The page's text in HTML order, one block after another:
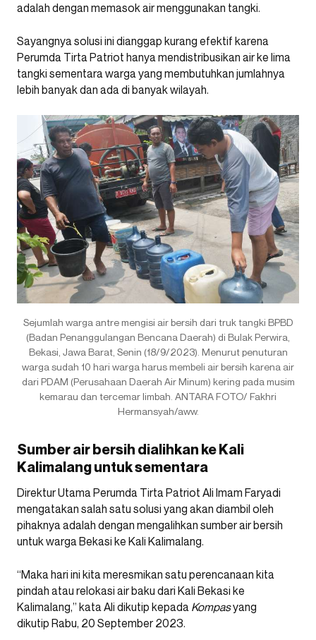
adalah dengan memasok air menggunakan tangki.
Sayangnya solusi ini dianggap kurang efektif karena
Perumda Tirta Patriot hanya mendistribusikan air ke lima
tangki sementara warga yang membutuhkan jumlahnya
lebih banyak dan ada di banyak wilayah.
Sejumlah warga antre mengisi air bersih dari truk tangki BPBD
(Badan Penanggulangan Bencana Daerah) di Bulak Perwira,
Bekasi, Jawa Barat, Senin (18/9/2023). Menurut penuturan
warga sudah 10 hari warga harus membeli air bersih karena air
dari PDAM (Perusahaan Daerah Air Minum) kering pada musim
kemarau dan tercemar limbah. ANTARA FOTO/ Fakhri
Hermansyah/aww.
Sumber air bersih dialihkan ke Kali
Kalimalang untuk sementara
Direktur Utama Perumda Tirta Patriot Ali Imam Faryadi
mengatakan salah satu solusi yang akan diambil oleh
pihaknya adalah dengan mengalihkan sumber air bersih
untuk warga Bekasi ke Kali Kalimalang.
“Maka hari ini kita meresmikan satu perencanaan kita
pindah atau relokasi air baku dari Kali Bekasi ke
Kalimalang,” kata Ali dikutip kepada Kompasyang
dikutip Rabu, 20 September 2023.